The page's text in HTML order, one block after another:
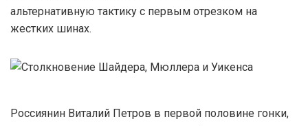
альтернативную тактику с первым отрезком на
жестких шинах.
Россиянин Виталий Петров в первой половине гонки,